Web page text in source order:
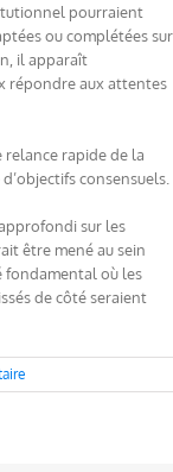
pourraient
ou complétées sur
il apparaît
répondre aux attentes
rapide de la
consensuels.
sur les
être mené au sein
fondamental où les
de côté seraient